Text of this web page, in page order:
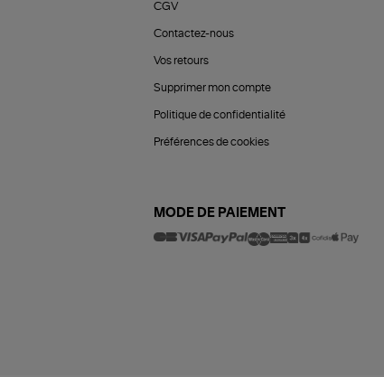
CGV
Contactez-nous
Vos retours
Supprimer mon compte
Politique de confidentialité
Préférences de cookies
MODE DE PAIEMENT